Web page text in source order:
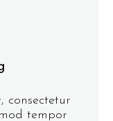
consectetur
tempor